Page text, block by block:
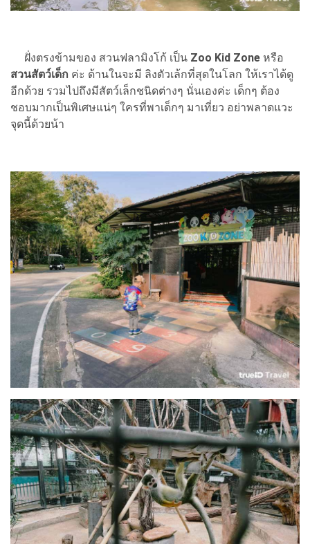
ฝั่งตรงข้ามของ สวนฟลามิงโก้ เป็น Zoo Kid Zone หรือ
สวนสัตว์เด็ก ค่ะ ด้านในจะมี ลิงตัวเล้กที่สุดในโลก ให้เราได้ดู
อีกด้วย รวมไปถึงมีสัตว์เล็กชนิดต่างๆ นั่นเองค่ะ เด็กๆ ต้อง
ชอบมากเป็นพิเศษแน่ๆ ใครที่พาเด็กๆ มาเที่ยว อย่าพลาดแวะ
จุดนี้ด้วยน้า